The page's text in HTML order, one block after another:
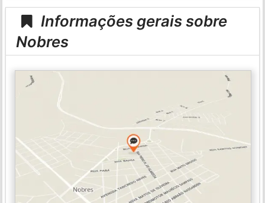
Informações gerais sobre
Nobres